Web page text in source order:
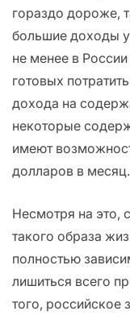
гораздо дороже,
большие доходы
не менее в
готовых
дохода на
некоторые
имеют
долларов в месяц.
Несмотря на это,
такого образа
полностью
лишиться всего
того, российское